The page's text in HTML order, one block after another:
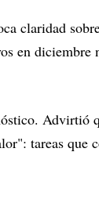
claridad
en diciembre
Advirtió
tareas que